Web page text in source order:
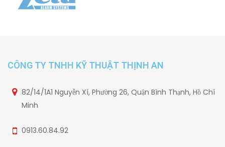
CÔNG TY TNHH KỸ THUẬT THỊNH AN
82/14/1A1 Nguyễn Xí, Phường 26, Quận Bình Thạnh, Hồ Chí
Minh
0913.60.84.92